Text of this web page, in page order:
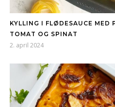
KYLLING I FLØDESAUCE MED
TOMAT OG SPINAT
2. april 2024